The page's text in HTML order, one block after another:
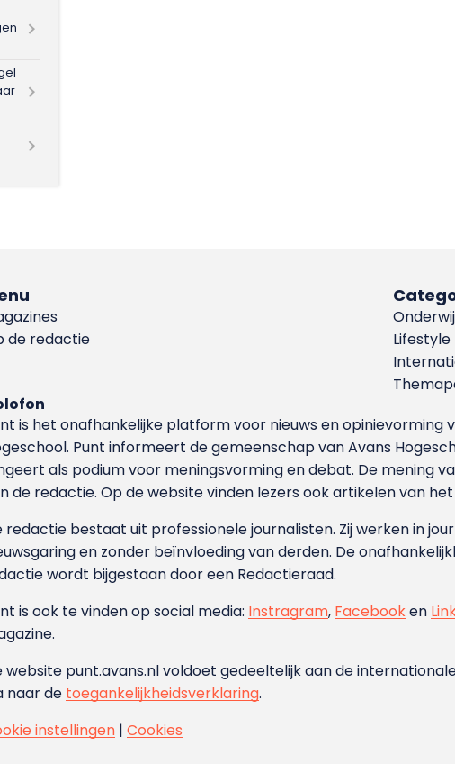
de redactie
Lifestyle
is het onafhankelijke platform voor nieuws en
Punt informeert de gemeenschap van Avans
als podium voor meningsvorming en debat. De mening
de redactie. Op de website vinden lezers ook artikelen van
redactie bestaat uit professionele journalisten. Zij werken in
en zonder beïnvloeding van derden. De
wordt bijgestaan door een Redactieraad.
is ook te vinden op social media: Instragram, Facebooken
website punt.avans.nl voldoet gedeeltelijk aan de
naar de toegankelijkheidsverklaring.
instellingen |Cookies